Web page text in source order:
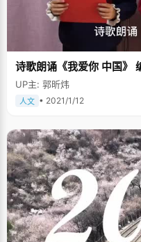
诗歌朗诵《我爱你 中国》
UP主: 郭昕炜
人文 • 2021/1/12